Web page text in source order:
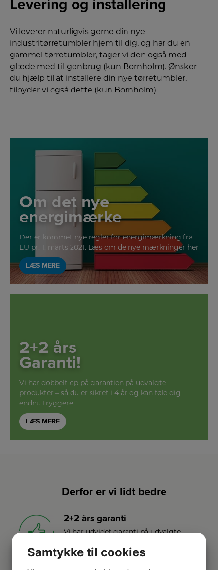
Levering og installering
Vi leverer naturligvis gerne din nye
industritørretumbler hjem til dig, og har du en
gammel tørretumbler, tager vi den også med
glæde med til genbrug (kun Bornholm). Ønsker
du hjælp til at installere din nye tørretumbler,
tilbyder vi også dette (kun Bornholm).
Om det nye
energimærke
Der er kommet nye regler for energimærkning fra
EU pr. 1. marts 2021. Læs om de nye mærkninger her
LÆS MERE
2+2 års
Garanti!
Vi har dobbelt op på garantien på udvalgte
produkter – så du er sikret i 4 år og kan føle dig
endnu tryggere.
LÆS MERE
Derfor er vi lidt bedre
2+2 års garanti
Vi har udvidet garanti på udvalgte
– så du er sikret i 4 år.
Samtykke til cookies